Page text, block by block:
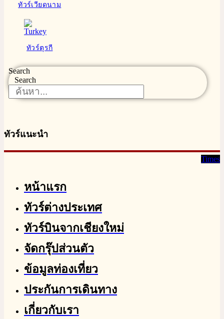
ทัวร์เวียดนาม
ทัวร์ตุรกี
Search
Search
ทัวร์แนะนำ
Times
หน้าแรก
ทัวร์ต่างประเทศ
ทัวร์บินจากเชียงใหม่
จัดกรุ๊ปส่วนตัว
ข้อมูลท่องเที่ยว
ประกันการเดินทาง
เกี่ยวกับเรา